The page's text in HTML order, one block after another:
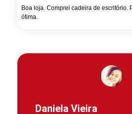
Boa loja. Comprei cadeira de escritório.
ótima.
Daniela Vieira